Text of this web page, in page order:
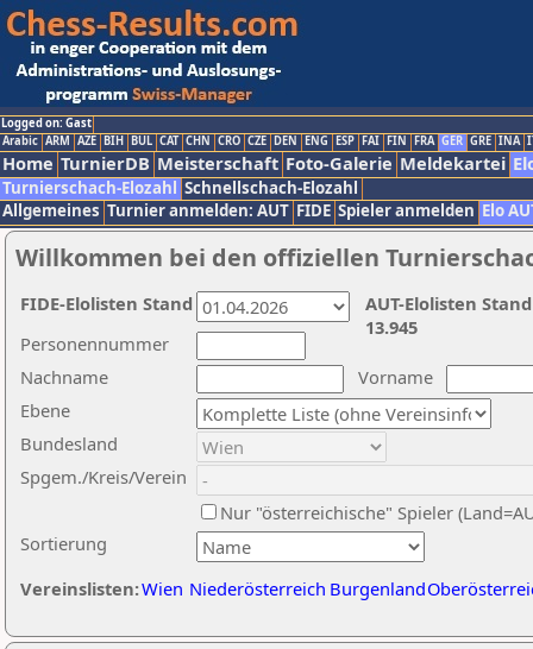
Logged on: Gast
Arabic ARM AZE BIH BUL CAT CHN CRO CZE DEN ENG ESP FAI FIN FRA GER GRE INA
Home TurnierDB Meisterschaft Foto-Galerie Meldekartei
Turnierschach-Elozahl Schnellschach-Elozahl
Allgemeines Turnier anmelden: AUT FIDE Spieler anmelden Elo
Willkommen bei den offiziellen
Nachname
Vorname
Ebene
Sortierung
Personennummer
Bundesland
Spgem./Kreis/Verein
Nur "österreichische" Spieler
Vereinslisten:Wien Niederösterreich Burgenland
AUT-Elolisten
13.945
FIDE-Elolisten Stand